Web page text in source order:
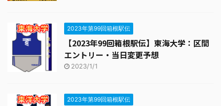
2023年第99回箱根駅伝
【2023年99回箱根駅伝】東海大学：区間
エントリー・当日変更予想
2023/1/1
2023年第99回箱根駅伝